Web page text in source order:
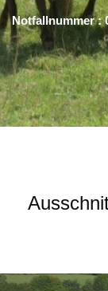
Notfallnummer :